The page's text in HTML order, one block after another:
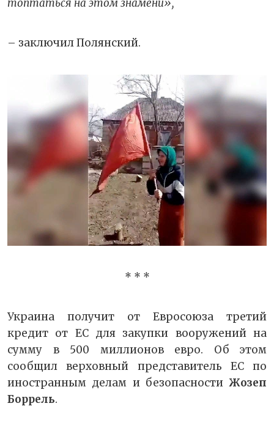
топтаться на этом знамени»,
– заключил Полянский.
* * *
Украина получит от Евросоюза третий
кредит от ЕС для закупки вооружений на
сумму в 500 миллионов евро. Об этом
сообщил верховный представитель ЕС по
иностранным делам и безопасности Жозеп
Боррель.